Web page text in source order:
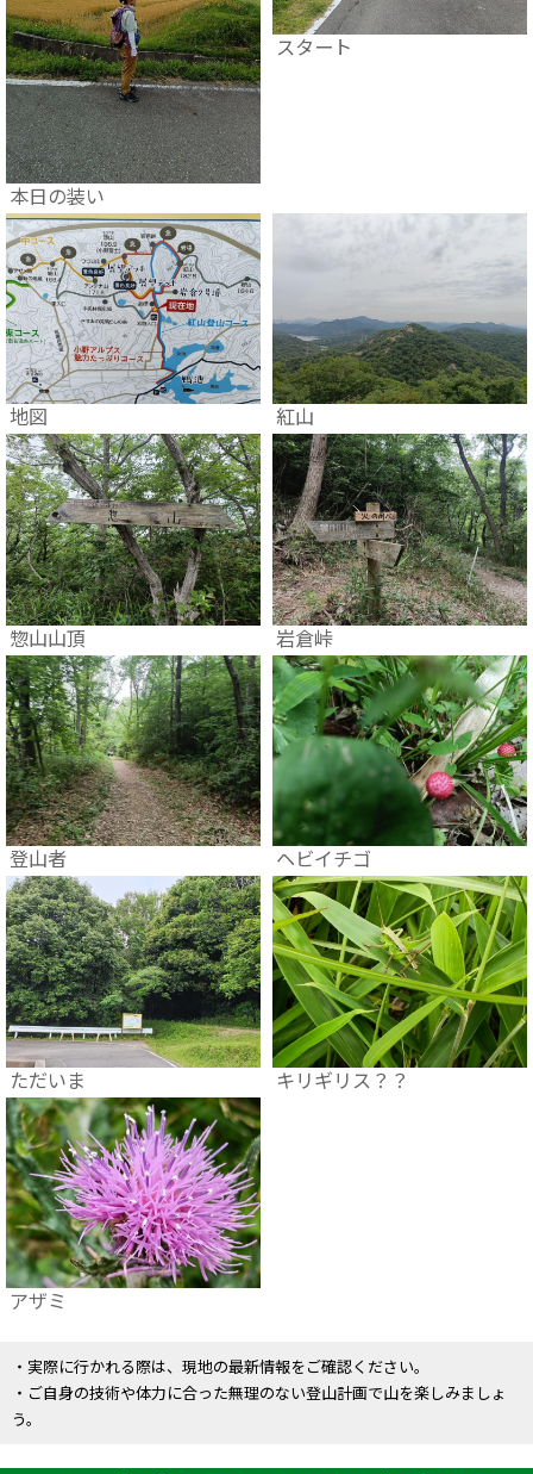
本日の装い
スタート
地図 紅山
惣山山頂 岩倉峠
登山者 ヘビイチゴ
ただいま キリギリス？？
アザミ
・実際に行かれる際は、現地の最新情報をご確認ください。
・ご自身の技術や体力に合った無理のない登山計画で山を楽しみましょ
う。